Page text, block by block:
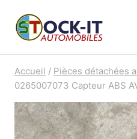
Accueil / Pièces détachées
0265007073 Capteur ABS